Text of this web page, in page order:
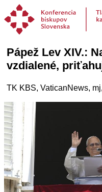
Pápež Lev XIV.:
vzdialené,
TK KBS, VaticanNews,